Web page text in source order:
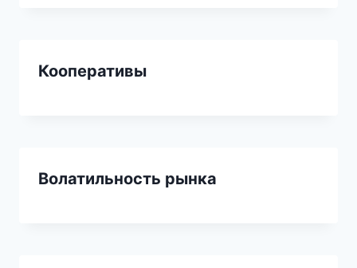
Кооперативы
Волатильность рынка